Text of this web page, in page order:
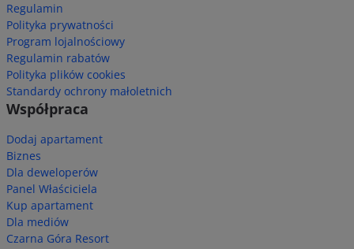
Regulamin
Polityka prywatności
Program lojalnościowy
Regulamin rabatów
Polityka plików cookies
Standardy ochrony małoletnich
Współpraca
Dodaj apartament
Biznes
Dla deweloperów
Panel Właściciela
Kup apartament
Dla mediów
Czarna Góra Resort